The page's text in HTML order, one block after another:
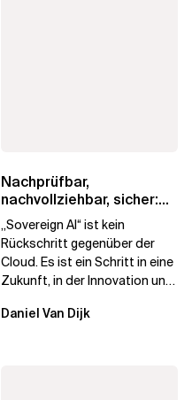
Nachprüfbar,
nachvollziehbar, sicher:
Ein Leitfaden zur
souveränen KI für...
„Sovereign AI“ ist kein
Rückschritt gegenüber der
Cloud. Es ist ein Schritt in eine
Zukunft, in der Innovation und
nicht...
Daniel Van Dijk